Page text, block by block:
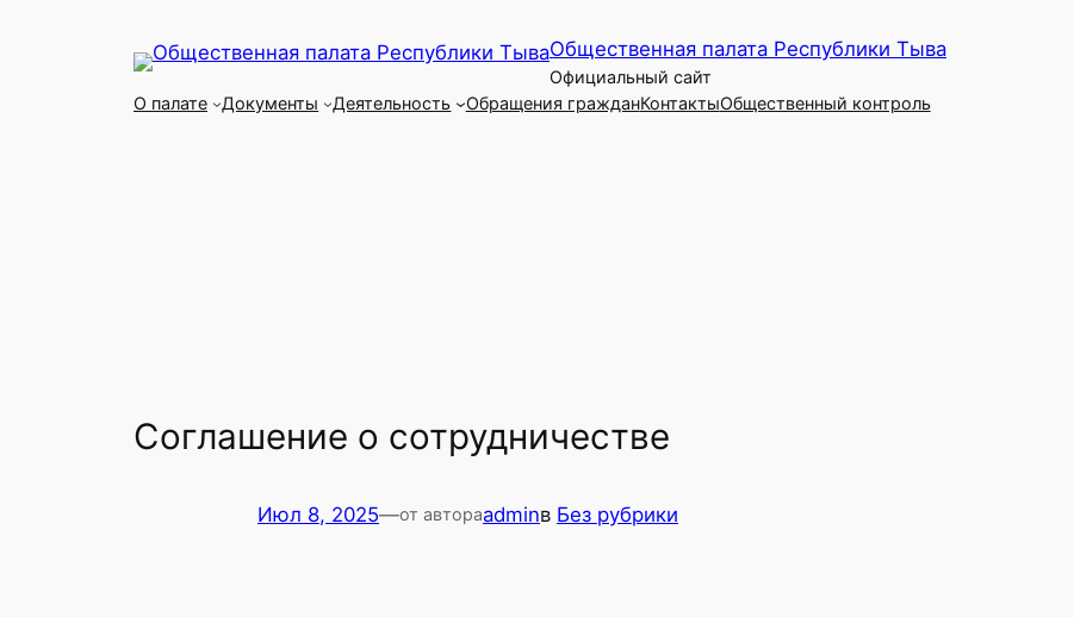
Общественная палата Республики Тыва
Официальный сайт
О палате
Документы Деятельность Обращения гражданКонтактыОбщественный контроль
Соглашение о сотрудничестве
Июл 8, 2025—от автораadminв Без рубрики